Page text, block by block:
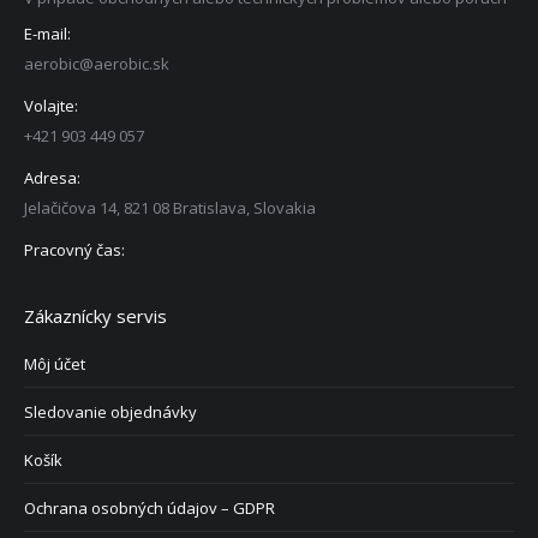
E-mail:
aerobic@aerobic.sk
Volajte:
+421 903 449 057
Adresa:
Jelačičova 14, 821 08 Bratislava, Slovakia
Pracovný čas:
Zákaznícky servis
Môj účet
Sledovanie objednávky
Košík
Ochrana osobných údajov – GDPR